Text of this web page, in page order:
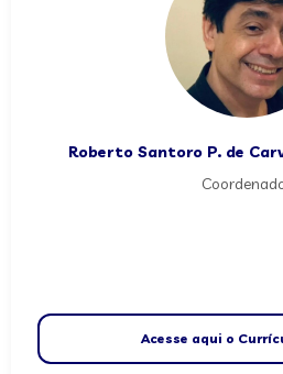
Roberto Santoro P. de
Acesse aqui o